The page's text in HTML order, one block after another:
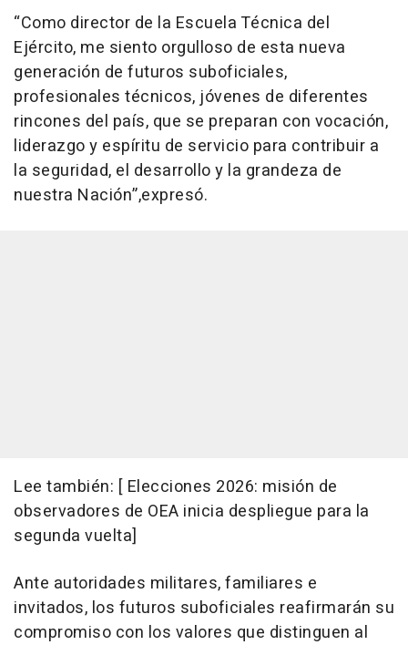
“Como director de la Escuela Técnica del
Ejército, me siento orgulloso de esta nueva
generación de futuros suboficiales,
profesionales técnicos, jóvenes de diferentes
rincones del país, que se preparan con vocación,
liderazgo y espíritu de servicio para contribuir a
la seguridad, el desarrollo y la grandeza de
nuestra Nación”,expresó.
Lee también: [ Elecciones 2026: misión de
observadores de OEA inicia despliegue para la
segunda vuelta]
Ante autoridades militares, familiares e
invitados, los futuros suboficiales reafirmarán su
compromiso con los valores que distinguen al